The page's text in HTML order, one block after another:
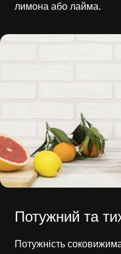
лимона або лайма.
Потужний та
Потужність